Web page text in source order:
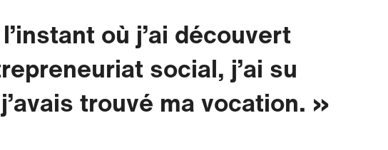
où j’ai découvert
social, j’ai su
trouvé ma vocation.